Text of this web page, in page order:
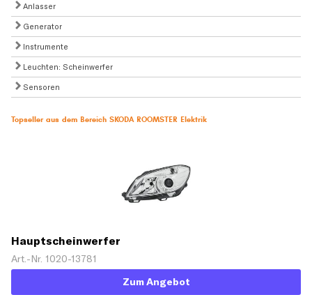
Anlasser
Generator
Instrumente
Leuchten: Scheinwerfer
Sensoren
Topseller aus dem Bereich SKODA ROOMSTER Elektrik
Hauptscheinwerfer
Art.-Nr. 1020-13781
Zum Angebot